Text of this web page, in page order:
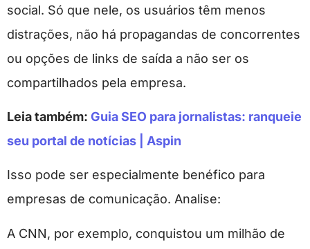
social. Só que nele, os usuários têm menos
distrações, não há propagandas de concorrentes
ou opções de links de saída a não ser os
compartilhados pela empresa.
Leia também: Guia SEO para jornalistas: ranqueie
seu portal de notícias | Aspin
Isso pode ser especialmente benéfico para
empresas de comunicação. Analise:
A CNN, por exemplo, conquistou um milhão de